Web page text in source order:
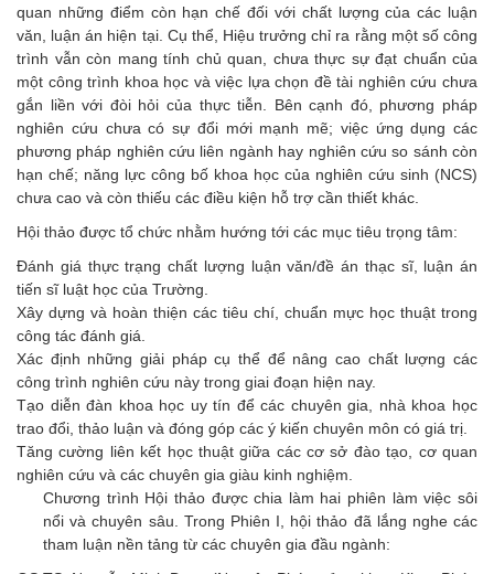
quan những điểm còn hạn chế đối với chất lượng của các luận
văn, luận án hiện tại. Cụ thể, Hiệu trưởng chỉ ra rằng một số công
trình vẫn còn mang tính chủ quan, chưa thực sự đạt chuẩn của
một công trình khoa học và việc lựa chọn đề tài nghiên cứu chưa
gắn liền với đòi hỏi của thực tiễn. Bên cạnh đó, phương pháp
nghiên cứu chưa có sự đổi mới mạnh mẽ; việc ứng dụng các
phương pháp nghiên cứu liên ngành hay nghiên cứu so sánh còn
hạn chế; năng lực công bố khoa học của nghiên cứu sinh (NCS)
chưa cao và còn thiếu các điều kiện hỗ trợ cần thiết khác.
Hội thảo được tổ chức nhằm hướng tới các mục tiêu trọng tâm:
Đánh giá thực trạng chất lượng luận văn/đề án thạc sĩ, luận án
tiến sĩ luật học của Trường.
Xây dựng và hoàn thiện các tiêu chí, chuẩn mực học thuật trong
công tác đánh giá.
Xác định những giải pháp cụ thể để nâng cao chất lượng các
công trình nghiên cứu này trong giai đoạn hiện nay.
Tạo diễn đàn khoa học uy tín để các chuyên gia, nhà khoa học
trao đổi, thảo luận và đóng góp các ý kiến chuyên môn có giá trị.
Tăng cường liên kết học thuật giữa các cơ sở đào tạo, cơ quan
nghiên cứu và các chuyên gia giàu kinh nghiệm.
Chương trình Hội thảo được chia làm hai phiên làm việc sôi
nổi và chuyên sâu. Trong Phiên I, hội thảo đã lắng nghe các
tham luận nền tảng từ các chuyên gia đầu ngành: